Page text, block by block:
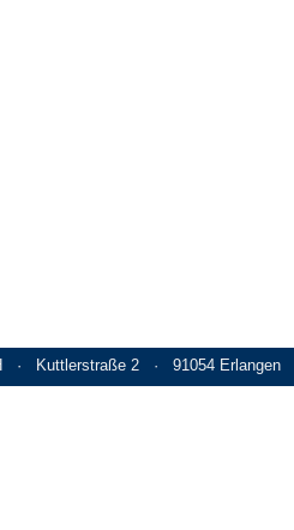
· Kuttlerstraße 2 · 91054